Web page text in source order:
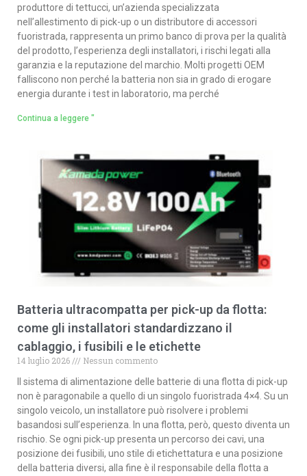
produttore di tettucci, un’azienda specializzata
nell’allestimento di pick-up o un distributore di accessori
fuoristrada, rappresenta un primo banco di prova per la qualità
del prodotto, l’esperienza degli installatori, i rischi legati alla
garanzia e la reputazione del marchio. Molti progetti OEM
falliscono non perché la batteria non sia in grado di erogare
energia durante i test in laboratorio, ma perché
Continua a leggere "
Batteria ultracompatta per pick-up da flotta:
come gli installatori standardizzano il
cablaggio, i fusibili e le etichette
14 luglio 2026
Nessun commento
Il sistema di alimentazione delle batterie di una flotta di pick-up
non è paragonabile a quello di un singolo fuoristrada 4×4. Su un
singolo veicolo, un installatore può risolvere i problemi
basandosi sull’esperienza. In una flotta, però, questo diventa un
rischio. Se ogni pick-up presenta un percorso dei cavi, una
posizione dei fusibili, uno stile di etichettatura e una posizione
della batteria diversi, alla fine è il responsabile della flotta a